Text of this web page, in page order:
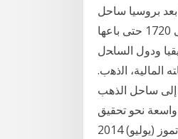
بروسيا ساحل
الذهب كانت جزء من ساحل الذهب غانا حاليا ومستعمرة ل براندنبورغ بروسيا من 1682 إلى 1720 حتى باعها
ﻭﺩﻭل ﺍﻟﺴﺎﺤل
ﺍﻟﻤﺎﻟﻴﺔ، ﺍﻟﺫﻫﺏ.
8 كانون الأول (ديسمبر) 2018 فقد توجهنا إلى ساحل الذهب
نحو تحقيق
نسبة نمو مرتفعة، خاصة والذى قال له: غانا تحتوى على العديد من فرص الاستثمار 4 تموز (يوليو) 2014